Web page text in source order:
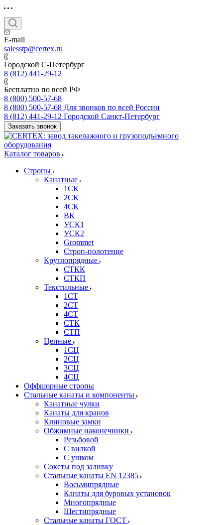
E-mail
salesstp@certex.ru
Городской С-Петербург
8 (812) 441-29-12
Бесплатно по всей РФ
8 (800) 500-57-68
8 (800) 500-57-68 Для звонков по всей России
8 (812) 441-29-12 Городской Санкт-Петербург
Заказать звонок
Каталог товаров
Стропы
Канатные
1СК
2СК
4СК
ВК
УСК1
УСК2
Grommet
Строп-полотенце
Круглопрядные
СТКК
СТКП
Текстильные
1СТ
2СТ
4СТ
СТК
СТП
Цепные
1СЦ
2СЦ
3СЦ
4СЦ
Оффшорные стропы
Стальные канаты и компоненты
Канатные чулки
Канаты для кранов
Клиновые замки
Обжимные наконечники
Резьбовой
С вилкой
С ушком
Сокеты под заливку
Стальные канаты EN 12385
Восьмипрядные
Канаты для буровых установок
Многопрядные
Шестипрядные
Стальные канаты ГОСТ